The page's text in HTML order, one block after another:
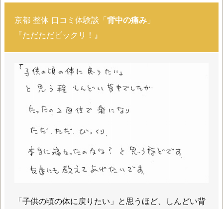
京都 整体 口コミ体験談「背中の痛み 」
『ただただビックリ！』
「子供の頃の体に戻りたい」と思うほど、しんどい背